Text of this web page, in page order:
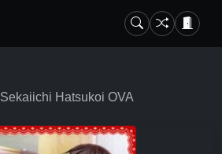
Sekaiichi Hatsukoi OVA